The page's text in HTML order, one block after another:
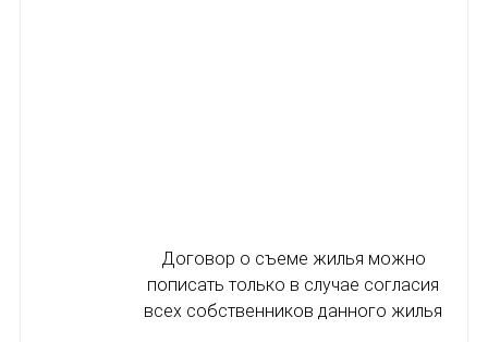
Договор о съеме жилья можно
пописать только в случае согласия
всех собственников данного жилья